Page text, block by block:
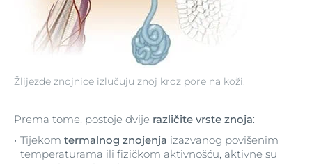
Žlijezde znojnice izlučuju znoj kroz pore na koži.
Prema tome, postoje dvije različite vrste znoja:
Tijekom termalnog znojenja izazvanog povišenim
temperaturama ili fizičkom aktivnošću, aktivne su